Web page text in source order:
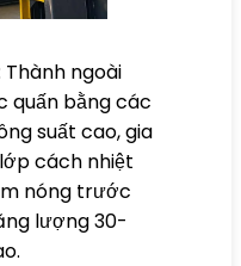
ngoài
quấn bằng các
suất cao, gia
cách nhiệt
nóng trước
lượng 30-